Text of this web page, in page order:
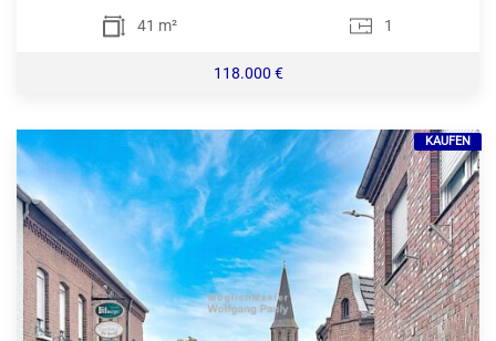
41 m² 1
118.000 €
KAUFEN